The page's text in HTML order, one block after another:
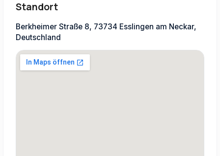
Standort
Berkheimer Straße 8, 73734 Esslingen am Neckar,
Deutschland